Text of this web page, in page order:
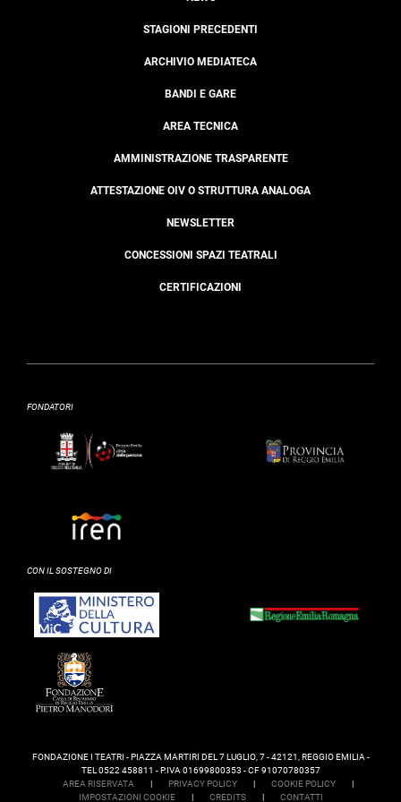
STAGIONI PRECEDENTI
ARCHIVIO MEDIATECA
BANDI E GARE
AREA TECNICA
AMMINISTRAZIONE TRASPARENTE
ATTESTAZIONE OIV O STRUTTURA ANALOGA
NEWSLETTER
CONCESSIONI SPAZI TEATRALI
CERTIFICAZIONI
FONDATORI
CON IL SOSTEGNO DI
FONDAZIONE I TEATRI - PIAZZA MARTIRI DEL 7 LUGLIO, 7 - 42121, REGGIO EMILIA -
TEL 0522 458811 - P.IVA 01699800353 - CF 91070780357
AREA RISERVATA
| PRIVACY POLICY | COOKIE POLICY
|
IMPOSTAZIONI COOKIE
| CREDITS | CONTATTI